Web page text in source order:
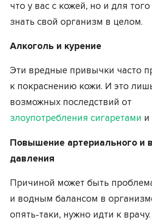
что у вас с кожей, но и для
знать свой организм в целом.
Алкоголь и курение
Эти вредные привычки часто
к покраснению кожи. И это
возможных последствий от
злоупотребления сигаретами и
Повышение артериального и
давления
Причиной может быть
и водным балансом в
опять-таки, нужно идти к врачу.